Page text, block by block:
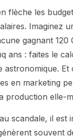
flèche les
Imaginez
gagnant 120
ans : faites le
astronomique. Et
en marketing
production elle-
scandale, il est
souvent